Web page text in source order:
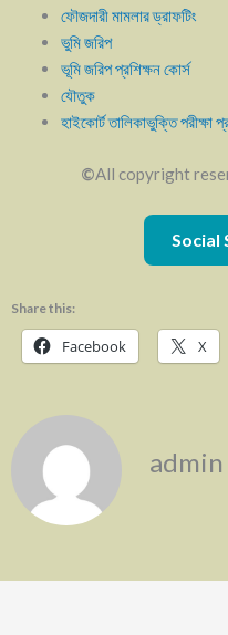
ফৌজদারী মামলার ড্রাফটিং
ভুমি জরিপ
ভূমি জরিপ প্রশিক্ষন কোর্স
যৌতুক
হাইকোর্ট তালিকাভুক্তি পরীক্ষা
©All copyright
Social
Share this:
Facebook X
admin